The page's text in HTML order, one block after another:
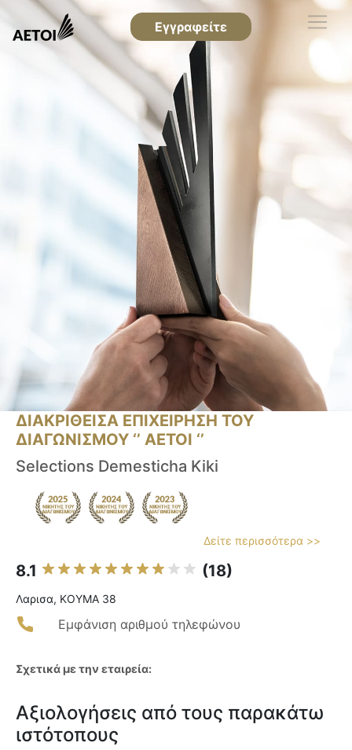
Εγγραφείτε
ΔΙΑΚΡΙΘΕΙΣΑ ΕΠΙΧΕΙΡΗΣΗ ΤΟΥ
ΔΙΑΓΩΝΙΣΜΟΥ ‘’ ΑΕΤΟΙ ‘’
Selections Demesticha Kiki
Δείτε περισσότερα >>
8.1 (18)
Λαρισα, ΚΟΥΜΑ 38
Εμφάνιση αριθμού τηλεφώνου
Σχετικά με την εταιρεία:
Αξιολογήσεις από τους παρακάτω
ιστότοπους